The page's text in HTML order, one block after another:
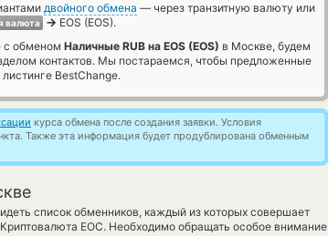
двойного обмена — через транзитную валюту или
валюта → EOS (EOS).
с обменом Наличные RUB на EOS (EOS) в Москве, будем
контактов. Мы постараемся, чтобы предложенные
BestChange.
курса обмена после создания заявки. Условия
Также эта информация будет продублирована обменным
список обменников, каждый из которых совершает
Криптовалюта ЕОС. Необходимо обращать особое внимание